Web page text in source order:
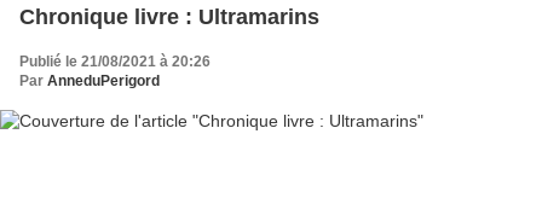
Chronique livre : Ultramarins
Publié le 21/08/2021 à 20:26
Par AnneduPerigord